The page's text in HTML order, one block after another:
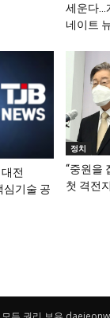
세운다…
네이트
전
심기술 공
정치
“중원을
첫 격전